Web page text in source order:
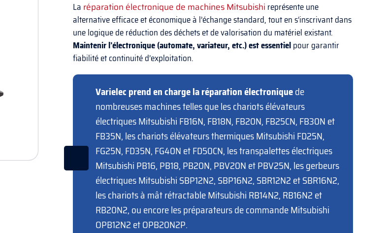
La réparation électronique de machines Mitsubishi représente une
alternative efficace et économique à l’échange standard, tout en s’inscrivant dans
une logique de réduction des déchets et de valorisation du matériel existant.
Maintenir l’électronique (automate, variateur, etc.) est essentielpour garantir
fiabilité et continuité d’exploitation.
Varielec prend en charge la réparation électroniquede
nombreuses machines telles que les chariots élévateurs
électriques Mitsubishi FB16N, FB18N, FB20N, FB25CN, FB30N et
FB35N, les chariots élévateurs thermiques Mitsubishi FD25N,
FG25N, FD35N, FG40N et FD50CN, les transpalettes électriques
Mitsubishi PB16, PB18, PB20N, PBV20N et PBV25N, les gerbeurs
électriques Mitsubishi SBP12N2, SBP16N2, SBR12N2 et SBR16N2,
les chariots à mât rétractable Mitsubishi RB14N2, RB16N2 et
RB20N2, ou encore les préparateurs de commande Mitsubishi
OPB12N2 et OPB20N2P.